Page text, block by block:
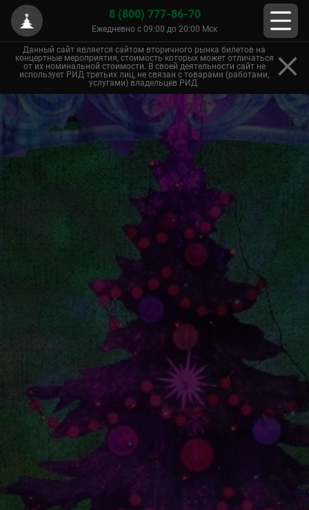
8 (800) 777-86-70
Ежедневно с 09:00 до 20:00 Мск
Данный сайт является сайтом вторичного рынка билетов на
концертные мероприятия, стоимость которых может отличаться
от их номинальной стоимости. В своей деятельности сайт не
использует РИД третьих лиц, не связан с товарами (работами,
услугами) владельцев РИД.